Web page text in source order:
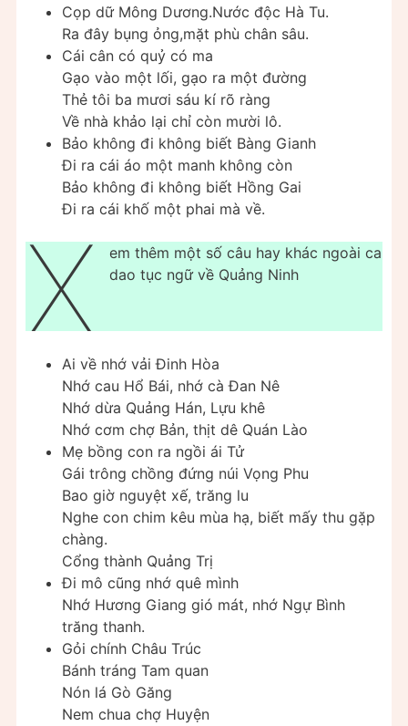
Cọp dữ Mông Dương.Nước độc Hà Tu.
Ra đây bụng ỏng,mặt phù chân sâu.
Cái cân có quỷ có ma
Gạo vào một lối, gạo ra một đường
Thẻ tôi ba mươi sáu kí rõ ràng
Về nhà khảo lại chỉ còn mười lô.
Bảo không đi không biết Bàng Gianh
Đi ra cái áo một manh không còn
Bảo không đi không biết Hồng Gai
Đi ra cái khố một phai mà về.
X
em thêm một số câu hay khác ngoài ca
dao tục ngữ về Quảng Ninh
Ai về nhớ vải Đinh Hòa
Nhớ cau Hổ Bái, nhớ cà Đan Nê
Nhớ dừa Quảng Hán, Lựu khê
Nhớ cơm chợ Bản, thịt dê Quán Lào
Mẹ bồng con ra ngồi ái Tử
Gái trông chồng đứng núi Vọng Phu
Bao giờ nguyệt xế, trăng lu
Nghe con chim kêu mùa hạ, biết mấy thu gặp
chàng.
Cổng thành Quảng Trị
Đi mô cũng nhớ quê mình
Nhớ Hương Giang gió mát, nhớ Ngự Bình
trăng thanh.
Gỏi chính Châu Trúc
Bánh tráng Tam quan
Nón lá Gò Găng
Nem chua chợ Huyện